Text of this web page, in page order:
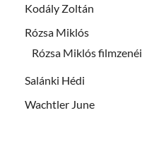
Kodály Zoltán
Rózsa Miklós
Rózsa Miklós filmzenéi
Salánki Hédi
Wachtler June